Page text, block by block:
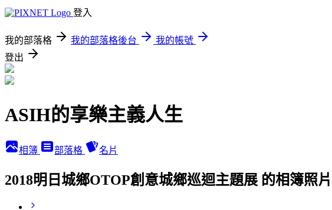
登入
我的部落格 我的部落格後台
我的帳號
登出
ASIH的享樂主義人生
相簿 部落格 名片
2018明日城鄉OTOP創意城鄉巡迴主題展 的相簿照片